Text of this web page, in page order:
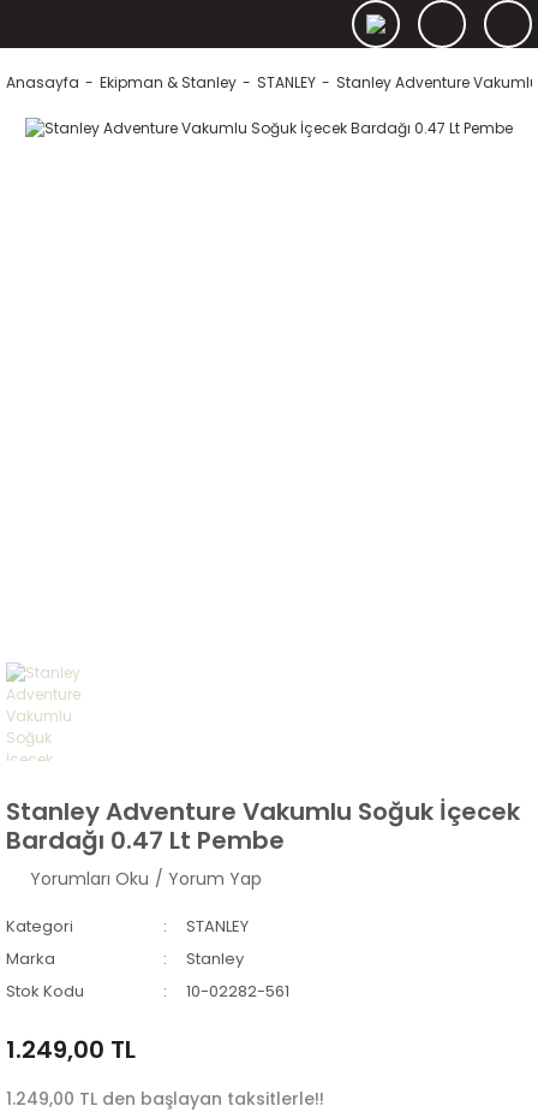
Anasayfa Ekipman & Stanley STANLEY Stanley Adventure
Stanley Adventure Vakumlu Soğuk İçecek
Bardağı 0.47 Lt Pembe
Yorumları Oku / Yorum Yap
Kategori
STANLEY
Marka
Stanley
Stok Kodu
10-02282-561
1.249,00 TL
1.249,00 TL den başlayan taksitlerle!!